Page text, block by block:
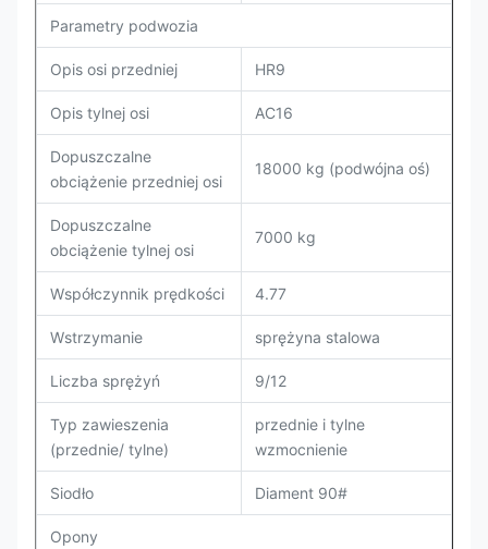
Parametry podwozia
Opis osi przedniej HR9
Opis tylnej osi AC16
Dopuszczalne
obciążenie przedniej osi
18000 kg (podwójna oś)
Dopuszczalne
obciążenie tylnej osi
7000 kg
Współczynnik prędkości 4.77
Wstrzymanie sprężyna stalowa
Liczba sprężyń 9/12
Typ zawieszenia
(przednie/ tylne)
przednie i tylne
wzmocnienie
Siodło Diament 90#
Opony